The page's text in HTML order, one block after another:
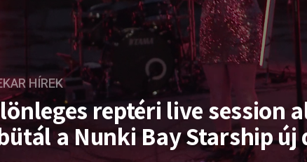
HÍREK
reptéri live session
a Nunki Bay Starship új